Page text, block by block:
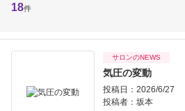
18件
サロンのNEWS
気圧の変動
投稿日：2026/6/27
投稿者： 坂本